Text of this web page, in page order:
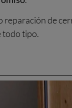
de
todo tipo.